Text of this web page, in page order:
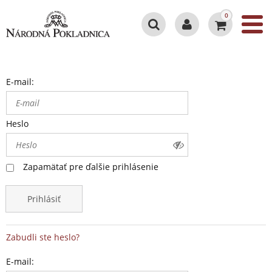
0
E-mail:
Heslo
Zapamätať pre ďalšie prihlásenie
Prihlásiť
Zabudli ste heslo?
E-mail: